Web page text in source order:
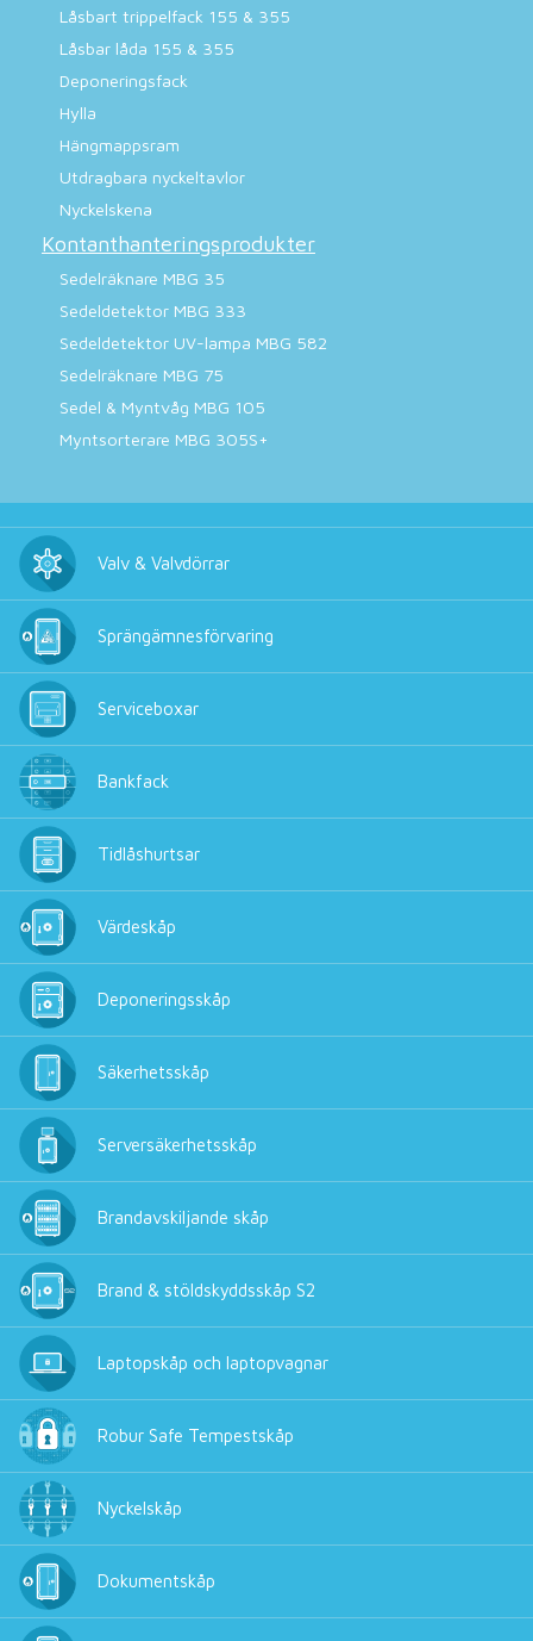
Låsbart trippelfack 155 & 355
Låsbar låda 155 & 355
Deponeringsfack
Hylla
Hängmappsram
Utdragbara nyckeltavlor
Nyckelskena
Kontanthanteringsprodukter
Sedelräknare MBG 35
Sedeldetektor MBG 333
Sedeldetektor UV-lampa MBG 582
Sedelräknare MBG 75
Sedel & Myntvåg MBG 105
Myntsorterare MBG 305S+
Valv & Valvdörrar
Sprängämnesförvaring
Serviceboxar
Bankfack
Tidlåshurtsar
Värdeskåp
Deponeringsskåp
Säkerhetsskåp
Serversäkerhetsskåp
Brandavskiljande skåp
Brand & stöldskyddsskåp S2
Laptopskåp och laptopvagnar
Robur Safe Tempestskåp
Nyckelskåp
Dokumentskåp